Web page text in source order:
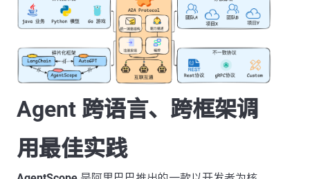
Agent 跨语言、跨框架调
用最佳实践